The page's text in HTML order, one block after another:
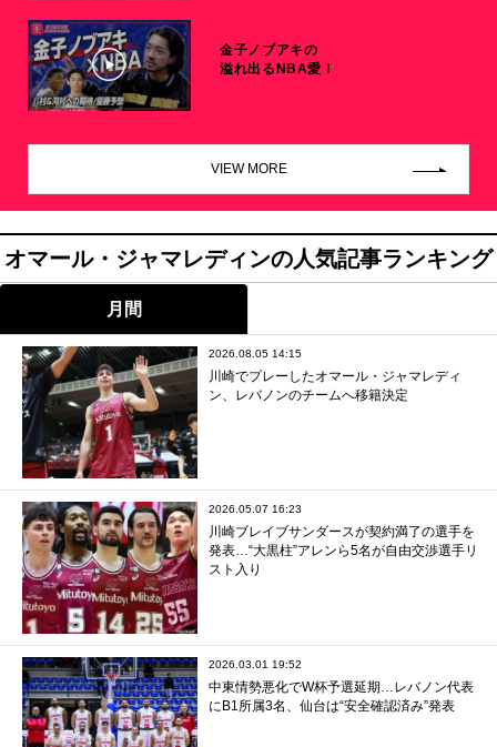
金子ノブアキの
溢れ出るNBA愛！
VIEW MORE
オマール・ジャマレディンの人気記事ランキング
月間
2026.08.05 14:15
川崎でプレーしたオマール・ジャマレディ
ン、レバノンのチームへ移籍決定
2026.05.07 16:23
川崎ブレイブサンダースが契約満了の選手を
発表…“大黒柱”アレンら5名が自由交渉選手リ
スト入り
2026.03.01 19:52
中東情勢悪化でW杯予選延期…レバノン代表
にB1所属3名、仙台は“安全確認済み”発表